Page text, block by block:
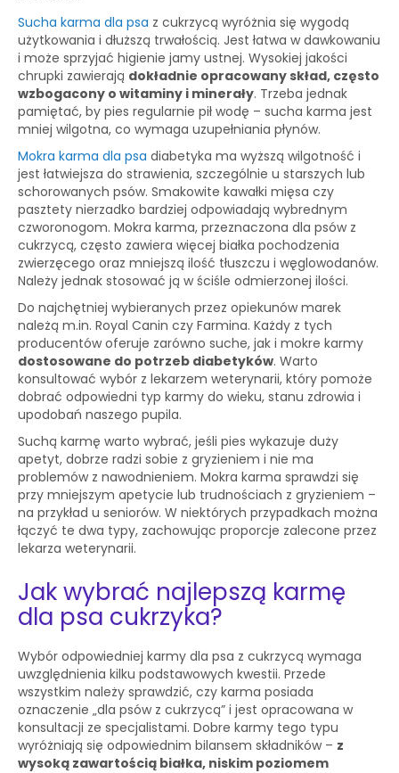
Sucha karma dla psa z cukrzycą wyróżnia się wygodą
użytkowania i dłuższą trwałością. Jest łatwa w dawkowaniu
i może sprzyjać higienie jamy ustnej. Wysokiej jakości
chrupki zawierają dokładnie opracowany skład, często
wzbogacony o witaminy i minerały. Trzeba jednak
pamiętać, by pies regularnie pił wodę – sucha karma jest
mniej wilgotna, co wymaga uzupełniania płynów.
Mokra karma dla psa diabetyka ma wyższą wilgotność i
jest łatwiejsza do strawienia, szczególnie u starszych lub
schorowanych psów. Smakowite kawałki mięsa czy
pasztety nierzadko bardziej odpowiadają wybrednym
czworonogom. Mokra karma, przeznaczona dla psów z
cukrzycą, często zawiera więcej białka pochodzenia
zwierzęcego oraz mniejszą ilość tłuszczu i węglowodanów.
Należy jednak stosować ją w ściśle odmierzonej ilości.
Do najchętniej wybieranych przez opiekunów marek
należą m.in. Royal Canin czy Farmina. Każdy z tych
producentów oferuje zarówno suche, jak i mokre karmy
dostosowane do potrzeb diabetyków. Warto
konsultować wybór z lekarzem weterynarii, który pomoże
dobrać odpowiedni typ karmy do wieku, stanu zdrowia i
upodobań naszego pupila.
Suchą karmę warto wybrać, jeśli pies wykazuje duży
apetyt, dobrze radzi sobie z gryzieniem i nie ma
problemów z nawodnieniem. Mokra karma sprawdzi się
przy mniejszym apetycie lub trudnościach z gryzieniem –
na przykład u seniorów. W niektórych przypadkach można
łączyć te dwa typy, zachowując proporcje zalecone przez
lekarza weterynarii.
Jak wybrać najlepszą karmę
dla psa cukrzyka?
Wybór odpowiedniej karmy dla psa z cukrzycą wymaga
uwzględnienia kilku podstawowych kwestii. Przede
wszystkim należy sprawdzić, czy karma posiada
oznaczenie „dla psów z cukrzycą” i jest opracowana w
konsultacji ze specjalistami. Dobre karmy tego typu
wyróżniają się odpowiednim bilansem składników – z
wysoką zawartością białka, niskim poziomem